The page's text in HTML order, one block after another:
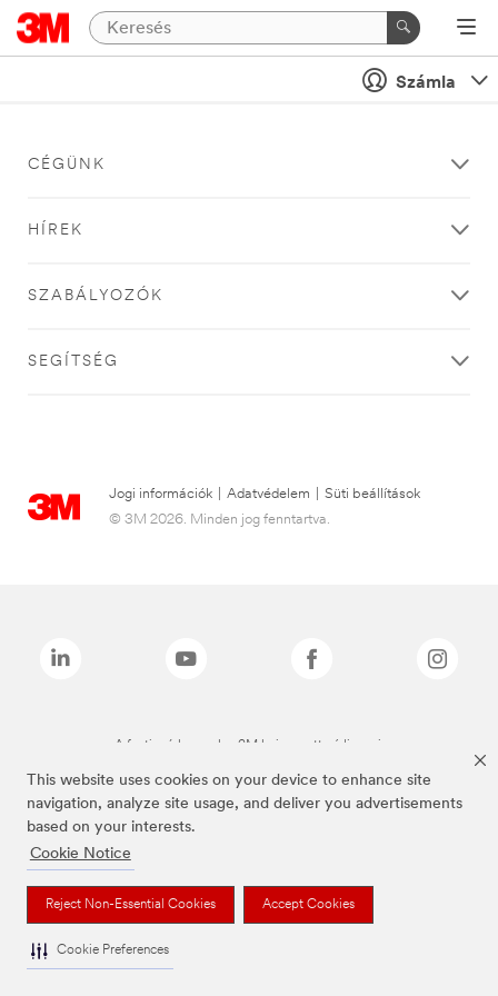
This website uses cookies on your device to enhance site
navigation, analyze site usage, and deliver you advertisements
based on your interests.
Cookie Notice
Reject Non-Essential Cookies Accept Cookies
Cookie Preferences
Számla
CÉGÜNK
HÍREK
SZABÁLYOZÓK
SEGÍTSÉG
Jogi információk Adatvédelem
Süti beállítások
© 3M 2026. Minden jog fenntartva.
A fenti márkanevek a 3M bejegyzett védjegyei.